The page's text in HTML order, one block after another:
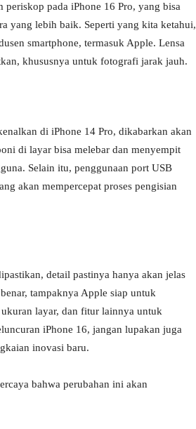
periskop pada iPhone 16 Pro, yang bisa
yang lebih baik. Seperti yang kita ketahui,
smartphone, termasuk Apple. Lensa
khususnya untuk fotografi jarak jauh.
di iPhone 14 Pro, dikabarkan akan
di layar bisa melebar dan menyempit
Selain itu, penggunaan port USB
akan mempercepat proses pengisian
detail pastinya hanya akan jelas
tampaknya Apple siap untuk
layar, dan fitur lainnya untuk
iPhone 16, jangan lupakan juga
inovasi baru.
bahwa perubahan ini akan